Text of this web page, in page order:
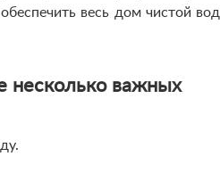
весь дом чистой
несколько важных